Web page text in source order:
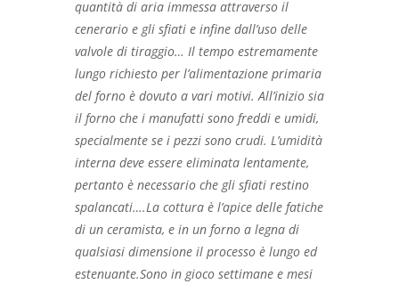
quantità di aria immessa attraverso il
cenerario e gli sfiati e infine dall’uso delle
valvole di tiraggio… Il tempo estremamente
lungo richiesto per l’alimentazione primaria
del forno è dovuto a vari motivi. All’inizio sia
il forno che i manufatti sono freddi e umidi,
specialmente se i pezzi sono crudi. L’umidità
interna deve essere eliminata lentamente,
pertanto è necessario che gli sfiati restino
spalancati….La cottura è l’apice delle fatiche
di un ceramista, e in un forno a legna di
qualsiasi dimensione il processo è lungo ed
estenuante.Sono in gioco settimane e mesi